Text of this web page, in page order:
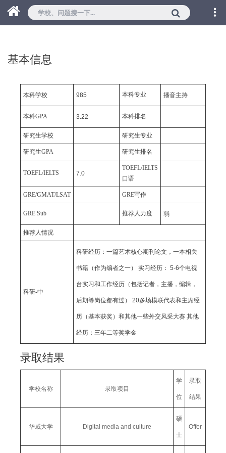
基本信息
本科学校 985 本科专业 播音主持
本科GPA 3.22 本科排名
研究生学校 研究生专业
研究生GPA 研究生排名
TOEFL/IELTS 7.0
TOEFL/IELTS
口语
GRE/GMAT/LSAT GRE写作
GRE Sub 推荐人力度 弱
推荐人情况
科研-中
科研经历：一篇艺术核心期刊论文，一本相关
书籍（作为编者之一） 实习经历： 5-6个电视
台实习和工作经历（包括记者，主播，编辑，
后期等岗位都有过） 20多场模联代表和主席经
历（基本获奖）和其他一些外交风采大赛 其他
经历：三年二等奖学金
录取结果
学校名称 录取项目
学
位
录取
结果
华威大学 Digital media and culture
硕
士
Offer